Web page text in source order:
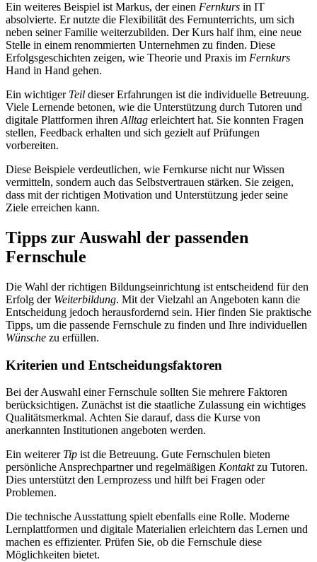
Ein weiteres Beispiel ist Markus, der einen Fernkurs in IT
absolvierte. Er nutzte die Flexibilität des Fernunterrichts, um sich
neben seiner Familie weiterzubilden. Der Kurs half ihm, eine neue
Stelle in einem renommierten Unternehmen zu finden. Diese
Erfolgsgeschichten zeigen, wie Theorie und Praxis im Fernkurs
Hand in Hand gehen.
Ein wichtiger Teil dieser Erfahrungen ist die individuelle Betreuung.
Viele Lernende betonen, wie die Unterstützung durch Tutoren und
digitale Plattformen ihren Alltag erleichtert hat. Sie konnten Fragen
stellen, Feedback erhalten und sich gezielt auf Prüfungen
vorbereiten.
Diese Beispiele verdeutlichen, wie Fernkurse nicht nur Wissen
vermitteln, sondern auch das Selbstvertrauen stärken. Sie zeigen,
dass mit der richtigen Motivation und Unterstützung jeder seine
Ziele erreichen kann.
Tipps zur Auswahl der passenden
Fernschule
Die Wahl der richtigen Bildungseinrichtung ist entscheidend für den
Erfolg der Weiterbildung. Mit der Vielzahl an Angeboten kann die
Entscheidung jedoch herausfordernd sein. Hier finden Sie praktische
Tipps, um die passende Fernschule zu finden und Ihre individuellen
Wünsche zu erfüllen.
Kriterien und Entscheidungsfaktoren
Bei der Auswahl einer Fernschule sollten Sie mehrere Faktoren
berücksichtigen. Zunächst ist die staatliche Zulassung ein wichtiges
Qualitätsmerkmal. Achten Sie darauf, dass die Kurse von
anerkannten Institutionen angeboten werden.
Ein weiterer Tip ist die Betreuung. Gute Fernschulen bieten
persönliche Ansprechpartner und regelmäßigen Kontaktzu Tutoren.
Dies unterstützt den Lernprozess und hilft bei Fragen oder
Problemen.
Die technische Ausstattung spielt ebenfalls eine Rolle. Moderne
Lernplattformen und digitale Materialien erleichtern das Lernen und
machen es effizienter. Prüfen Sie, ob die Fernschule diese
Möglichkeiten bietet.